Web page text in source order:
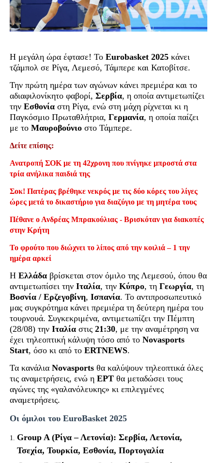
Η μεγάλη ώρα έφτασε! Το Eurobasket 2025 κάνει
τζάμπολ σε Ρίγα, Λεμεσό, Τάμπερε και Κατοβίτσε.
Την πρώτη ημέρα των αγώνων κάνει πρεμιέρα και το
αδιαφιλονίκητο φαβορί, Σερβία, η οποία αντιμετωπίζει
την Εσθονία στη Ρίγα, ενώ στη μάχη ρίχνεται κι η
Παγκόσμιο Πρωταθλήτρια, Γερμανία, η οποία παίζει
με το Μαυροβούνιο στο Τάμπερε.
Δείτε επίσης:
Ανατροπή ΣΟΚ με τη 42χρονη που πνίγηκε μπροστά στα
τρία ανήλικα παιδιά της
Σοκ! Πατέρας βρέθηκε νεκρός με τις δύο κόρες του λίγες
ώρες μετά το δικαστήριο για διαζύγιο με τη μητέρα τους
Πέθανε ο Ανδρέας Μπρακούλιας - Βρισκόταν για διακοπές
στην Κρήτη
Το φρούτο που διώχνει το λίπος από την κοιλιά – 1 την
ημέρα αρκεί
Η Ελλάδα βρίσκεται στον όμιλο της Λεμεσού, όπου θα
αντιμετωπίσει την Ιταλία, την Κύπρο, τη Γεωργία, τη
Βοσνία / Ερζεγοβίνη, Ισπανία. Το αντιπροσωπευτικό
μας συγκρότημα κάνει πρεμιέρα τη δεύτερη ημέρα του
τουρνουά. Συγκεκριμένα, αντιμετωπίζει την Πέμπτη
(28/08) την Ιταλία στις 21:30, με την αναμέτρηση να
έχει τηλεοπτική κάλυψη τόσο από το Novasports
Start, όσο κι από το ERTNEWS.
Τα κανάλια Novasports θα καλύψουν τηλεοπτικά όλες
τις αναμετρήσεις, ενώ η ΕΡΤ θα μεταδώσει τους
αγώνες της «γαλανόλευκης» κι επιλεγμένες
αναμετρήσεις.
Οι όμιλοι του EuroBasket 2025
Group A (Ρίγα – Λετονία): Σερβία, Λετονία,
Τσεχία, Τουρκία, Εσθονία, Πορτογαλία